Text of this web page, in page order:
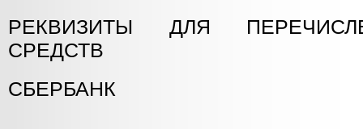
РЕКВИЗИТЫ ДЛЯ
СРЕДСТВ
СБЕРБАНК